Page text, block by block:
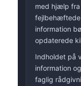
med hjælp
information
opdaterede
Indholdet på
information
faglig